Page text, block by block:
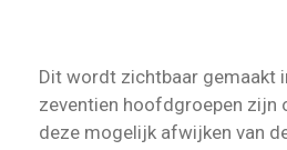
Dit wordt zichtbaar gemaakt
zeventien hoofdgroepen zijn
deze mogelijk afwijken van